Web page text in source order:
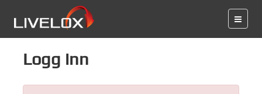
Logg inn